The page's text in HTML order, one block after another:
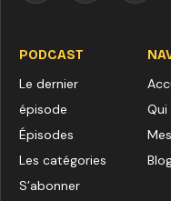
PODCAST
Le dernier
épisode
Épisodes
Les catégories
S’abonner
Qui